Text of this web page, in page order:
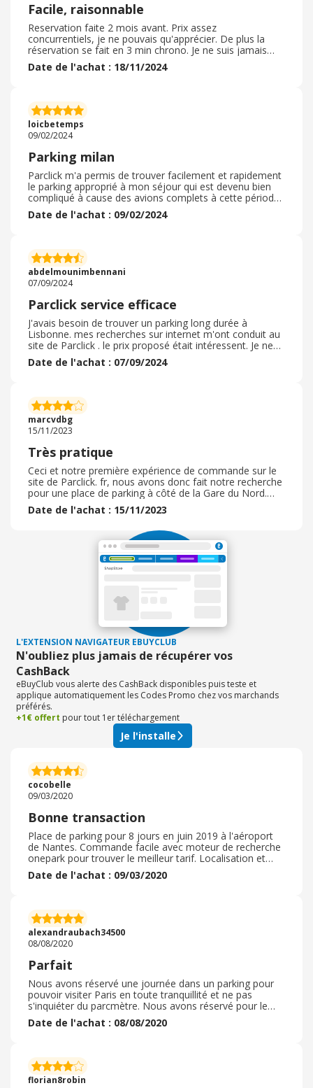
Facile, raisonnable
Reservation faite 2 mois avant. Prix assez
concurrentiels, je ne pouvais qu'apprécier. De plus la
réservation se fait en 3 min chrono. Je ne suis jamais
passée par ce site car je ne connaissais pas. Mon
expérience faite j'y reviendrais sûrement car les sites
l'identique. Ce qui est fait n'est plus à faire comme dis le
dicton, donc voilà De futures vacances bien entamées.
Je suis satisfaite de bout en bout.
Date de l'achat : 18/11/2024
loicbetemps
09/02/2024
Parking milan
Parclick m'a permis de trouver facilement et rapidement
le parking approprié à mon séjour qui est devenu bien
compliqué à cause des avions complets à cette période.
Sur parclick j'ai trouvé le parking idéal pour laisser mon
véhicule et grâce à la Shuttle de la compagnie, je peux
prix canon pour ma réservation de 9 jours qui me revient
pour seulement soixante dix euros navette incluse. Juste
parfait
Date de l'achat : 09/02/2024
abdelmounimbennani
07/09/2024
Parclick service efficace
J'avais besoin de trouver un parking long durée à
Lisbonne. mes recherches sur internet m'ont conduit au
site de Parclick . le prix proposé était intéressent. Je ne
regrette pas mon choix. J'ai laissé ma voiture au parking
de Lisbonne durant quatre semaines. Tout s'est passé
l'aéroport. Puis au retour j'ai appelé le garage vingt
minutes plus tard le conducteur du transfert était
présent devant la sortie. J'ai récupéré ma voiture
rapidement. Si je dois faire appel au stationnement long
durée, je n'hésiterai pas une seconde à faire appel aux
services de Parclick.
Date de l'achat : 07/09/2024
marcvdbg
15/11/2023
Très pratique
Ceci et notre première expérience de commande sur le
site de Parclick. fr, nous avons donc fait notre recherche
pour une place de parking à côté de la Gare du Nord.
Après un tri par ordre de prix, l’on nous propose une
réservation de parking juste à côté de la gare du Nord.
a des frais pour le site Parclick. Attention avec le
paiement avec PayPal il y a aussi des frais en plus. Je
recommande ce site car ceci et super pratique, des prix
largement corrects. Reçu le voucher et la facture pour la
Date de l'achat : 15/11/2023
L'EXTENSION NAVIGATEUR EBUYCLUB
N'oubliez plus jamais de récupérer vos
CashBack
eBuyClub vous alerte des CashBack disponibles puis teste et
applique automatiquement les Codes Promo chez vos marchands
préférés.
+1€ offert pour tout 1er téléchargement
Je l'installe
cocobelle
09/03/2020
Bonne transaction
Place de parking pour 8 jours en juin 2019 à l'aéroport
de Nantes. Commande facile avec moteur de recherche
onepark pour trouver le meilleur tarif. Localisation et
accès sur le site faciles et proche du hall l'aéroport de
Nantes. Procédure d'arrivée et de retour sans problème,
plus de monde en même temps pour prendre la navette.
Remise des clés de voiture très rapide personnel
efficace.
Date de l'achat : 09/03/2020
alexandraubach34500
08/08/2020
Parfait
Nous avons réservé une journée dans un parking pour
pouvoir visiter Paris en toute tranquillité et ne pas
s'inquiéter du parcmètre. Nous avons réservé pour le
mois de juillet 2020. La commande s'est déroulée sans
accroc et très rapidement, très facile de commander. Le
En plus du bas prix proposé j'ai pu bénéficier d'un code
promo . Je recommande vivement ce prestataire de
service tout etait tres bien
Date de l'achat : 08/08/2020
florian8robin